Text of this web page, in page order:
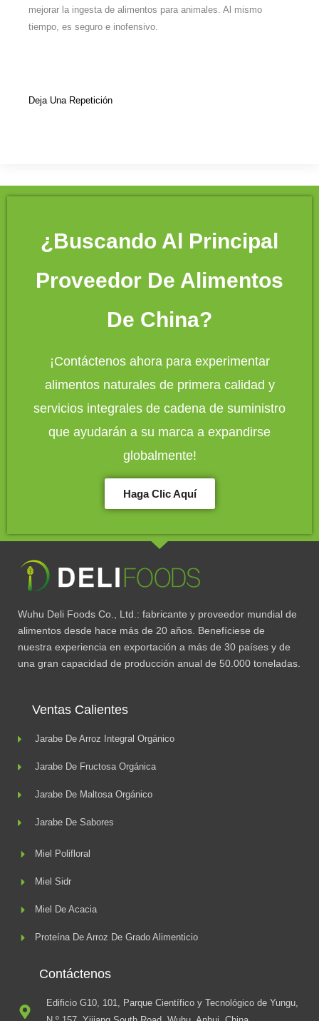
mejorar la ingesta de alimentos para animales. Al mismo
tiempo, es seguro e inofensivo.
Deja Una Repetición
¿Buscando Al Principal
Proveedor De Alimentos
De China?
¡Contáctenos ahora para experimentar
alimentos naturales de primera calidad y
servicios integrales de cadena de suministro
que ayudarán a su marca a expandirse
globalmente!
Haga Clic Aquí
Wuhu Deli Foods Co., Ltd.: fabricante y proveedor mundial de
alimentos desde hace más de 20 años. Benefíciese de
nuestra experiencia en exportación a más de 30 países y de
una gran capacidad de producción anual de 50.000 toneladas.
Ventas Calientes
Jarabe De Arroz Integral Orgánico
Jarabe De Fructosa Orgánica
Jarabe De Maltosa Orgánico
Jarabe De Sabores
Miel Polifloral
Miel Sidr
Miel De Acacia
Proteína De Arroz De Grado Alimenticio
Contáctenos
Edificio G10, 101, Parque Científico y Tecnológico de Yungu,